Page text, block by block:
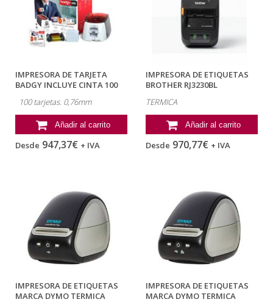
IMPRESORA DE TARJETA
BADGY INCLUYE CINTA 100
100 tarjetas. 0,76mm
Añadir al carrito
Desde 947,37€ + IVA
IMPRESORA DE ETIQUETAS
BROTHER RJ3230BL
TERMICA
Añadir al carrito
Desde 970,77€ + IVA
IMPRESORA DE ETIQUETAS
MARCA DYMO TERMICA
IMPRESORA DE ETIQUETAS
MARCA DYMO TERMICA